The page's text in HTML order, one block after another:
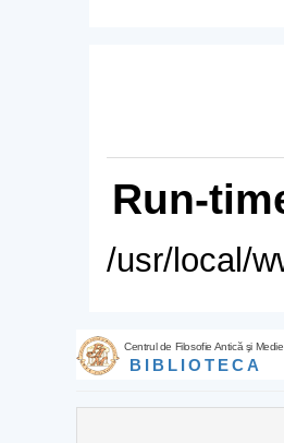
Run-
/usr/local/
Centrul de Filosofie Antică şi
BIBLIOTECA